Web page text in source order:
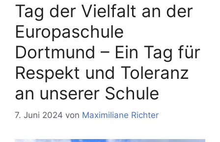
Tag der Vielfalt an der
Europaschule
Dortmund – Ein Tag für
Respekt und Toleranz
an unserer Schule
7. Juni 2024 von Maximiliane Richter